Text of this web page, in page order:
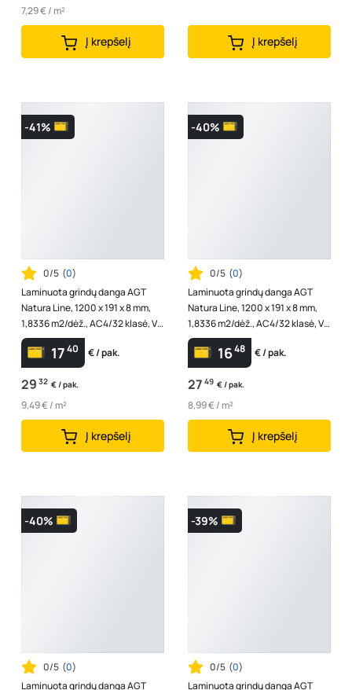
7,29 € / m²
Į krepšelį Į krepšelį
-41%
0/5 (0)
Laminuota grindų danga AGT
Natura Line, 1200 x 191 x 8 mm,
1,8336 m2/dėž., AC4/32 klasė, V4,
spl. "Nile"
1740 € / pak.
29 32 € / pak.
9,49 € / m²
Į krepšelį
-40%
0/5 (0)
Laminuota grindų danga AGT
Natura Line, 1200 x 191 x 8 mm,
1,8336 m2/dėž., AC4/32 klasė, V4,
spl. ąžuolas "Salda"
1648 € / pak.
27 49 € / pak.
8,99 € / m²
Į krepšelį
-40%
0/5 (0)
Laminuota grindų danga AGT
-39%
0/5 (0)
Laminuota grindų danga AGT